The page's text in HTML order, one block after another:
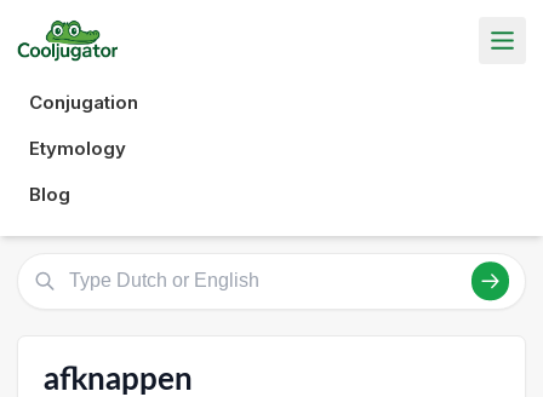
Conjugation
Etymology
Blog
afknappen